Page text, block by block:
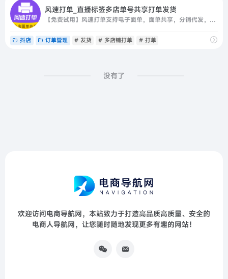
风速打单_直播标签多店单号共享打单发货
【免费试用】风速打单支持电子面单，面单共享，分销代发，一件代发打单，自动推送代发订单，自动发货，智能合并订单，快递单打印、发货单、备货单、拿货标签打印；支持批量打印，批量发货，打单发货，超强筛单
抖店 订单管理 # 发货 # 多店铺打单 # 打单
没有了
欢迎访问电商导航网，本站致力于打造高品质高质量、安全的
电商人导航网，让您随时随地发现更多有趣的网站！